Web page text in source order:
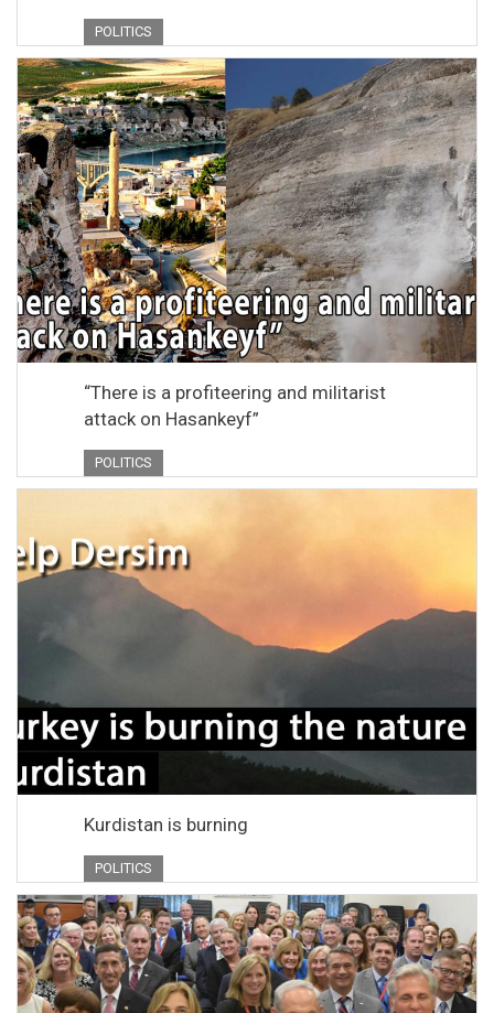
POLITICS
“There is a profiteering and militarist
attack on Hasankeyf”
POLITICS
Kurdistan is burning
POLITICS